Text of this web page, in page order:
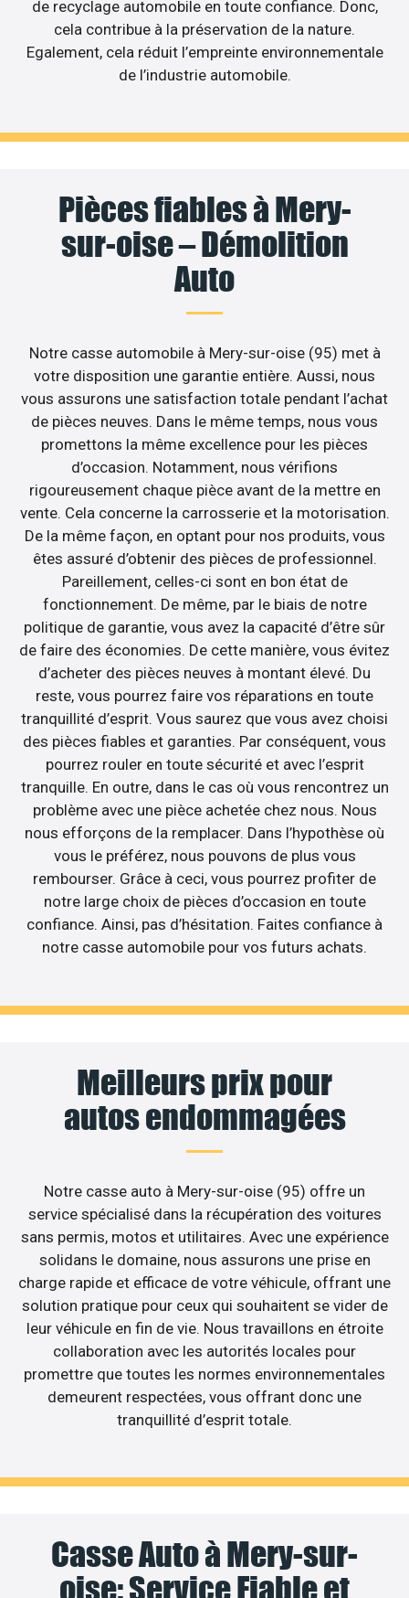
de recyclage automobile en toute confiance. Donc,
cela contribue à la préservation de la nature.
Egalement, cela réduit l’empreinte environnementale
de l’industrie automobile.
Pièces fiables à Mery-
sur-oise – Démolition
Auto
Notre casse automobile à Mery-sur-oise (95) met à
votre disposition une garantie entière. Aussi, nous
vous assurons une satisfaction totale pendant l’achat
de pièces neuves. Dans le même temps, nous vous
promettons la même excellence pour les pièces
d’occasion. Notamment, nous vérifions
rigoureusement chaque pièce avant de la mettre en
vente. Cela concerne la carrosserie et la motorisation.
De la même façon, en optant pour nos produits, vous
êtes assuré d’obtenir des pièces de professionnel.
Pareillement, celles-ci sont en bon état de
fonctionnement. De même, par le biais de notre
politique de garantie, vous avez la capacité d’être sûr
de faire des économies. De cette manière, vous évitez
d’acheter des pièces neuves à montant élevé. Du
reste, vous pourrez faire vos réparations en toute
tranquillité d’esprit. Vous saurez que vous avez choisi
des pièces fiables et garanties. Par conséquent, vous
pourrez rouler en toute sécurité et avec l’esprit
tranquille. En outre, dans le cas où vous rencontrez un
problème avec une pièce achetée chez nous. Nous
nous efforçons de la remplacer. Dans l’hypothèse où
vous le préférez, nous pouvons de plus vous
rembourser. Grâce à ceci, vous pourrez profiter de
notre large choix de pièces d’occasion en toute
confiance. Ainsi, pas d’hésitation. Faites confiance à
notre casse automobile pour vos futurs achats.
Meilleurs prix pour
autos endommagées
Notre casse auto à Mery-sur-oise (95) offre un
service spécialisé dans la récupération des voitures
sans permis, motos et utilitaires. Avec une expérience
solidans le domaine, nous assurons une prise en
charge rapide et efficace de votre véhicule, offrant une
solution pratique pour ceux qui souhaitent se vider de
leur véhicule en fin de vie. Nous travaillons en étroite
collaboration avec les autorités locales pour
promettre que toutes les normes environnementales
demeurent respectées, vous offrant donc une
tranquillité d’esprit totale.
Casse Auto à Mery-sur-
oise: Service Fiable et